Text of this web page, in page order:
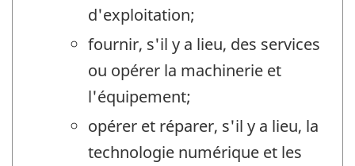
d'exploitation;
fournir, s'il y a lieu, des services
ou opérer la machinerie et
l'équipement;
opérer et réparer, s'il y a lieu, la
technologie numérique et les